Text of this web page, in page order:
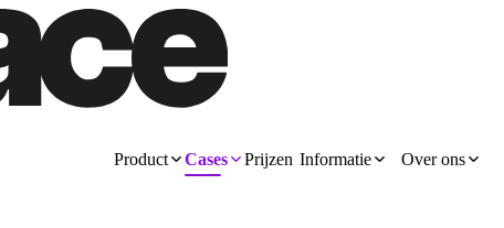
Product Cases Prijzen Informatie Over ons